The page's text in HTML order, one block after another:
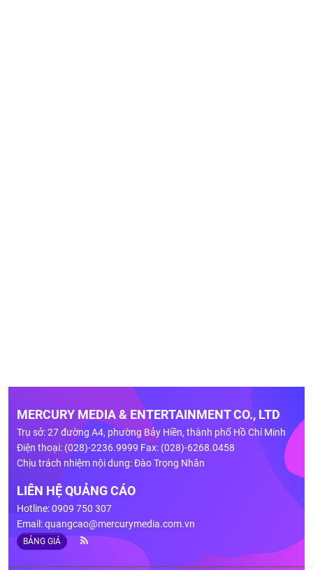
MERCURY MEDIA & ENTERTAINMENT CO., LTD
Trụ sở: 27 đường A4, phường Bảy Hiền, thành phố Hồ Chí Minh
Điện thoại: (028)-2236.9999 Fax: (028)-6268.0458
Chịu trách nhiệm nội dung: Đào Trọng Nhân
LIÊN HỆ QUẢNG CÁO
Hotline: 0909 750 307
Email:quangcao@mercurymedia.com.vn
BẢNG GIÁ